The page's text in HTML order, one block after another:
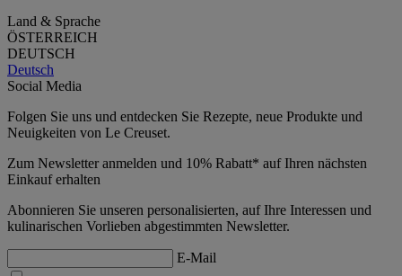
Land & Sprache
ÖSTERREICH
DEUTSCH
Deutsch
Social Media
Folgen Sie uns und entdecken Sie Rezepte, neue Produkte und
Neuigkeiten von Le Creuset.
Zum Newsletter anmelden und 10% Rabatt* auf Ihren nächsten
Einkauf erhalten
Abonnieren Sie unseren personalisierten, auf Ihre Interessen und
kulinarischen Vorlieben abgestimmten Newsletter.
E-Mail